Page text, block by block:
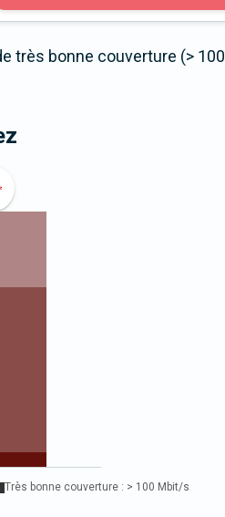
très bonne couverture (> 100
Très bonne couverture : > 100 Mbit/s